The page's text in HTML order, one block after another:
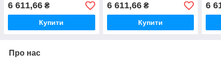
6 611,66 ₴
Купити
6 611,66₴
Купити
6
Про нас